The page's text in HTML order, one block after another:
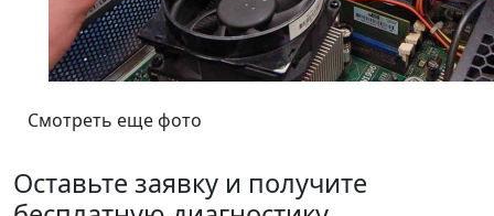
Смотреть еще фото
Оставьте заявку и получите